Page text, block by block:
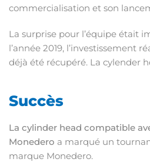
commercialisation et son
La surprise pour l’équipe était
l’année 2019, l’investissement
déjà été récupéré. La cylender
Succès
La cylinder head compatible
Monedero a marqué un
marque Monedero.